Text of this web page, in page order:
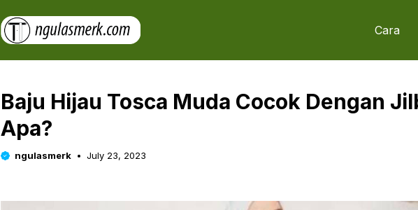
Cara
Baju Hijau Tosca Muda Cocok Dengan
Apa?
ngulasmerk July 23, 2023